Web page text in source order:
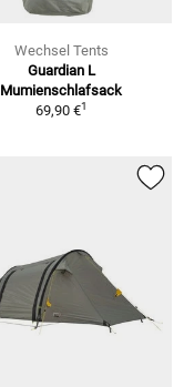
Wechsel Tents
Guardian L
Mumienschlafsack
69,90 €1